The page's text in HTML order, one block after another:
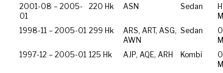
2001-08 – 2005-
01
220 Hk ASN Sedan
1998-11 – 2005-01 299 Hk
ARS, ART, ASG,
AWN
Sedan
1997-12 – 2005-01 125 Hk AJP, AQE, ARH Kombi